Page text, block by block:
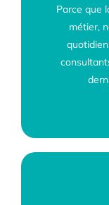
Parce que
métier,